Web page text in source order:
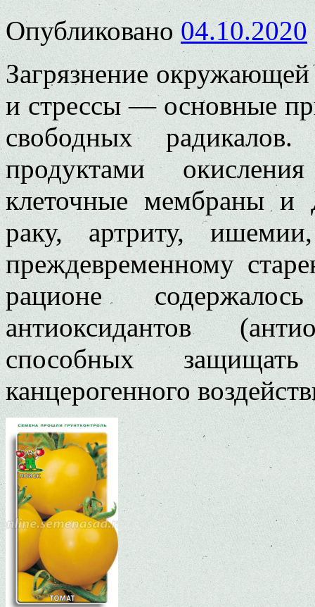
Опубликовано 04.10.2020
Загрязнение
и стрессы — основные
свободных
продуктами
клеточные мембраны
раку, артриту,
преждевременному
рационе
антиоксидантов
способных
канцерогенного